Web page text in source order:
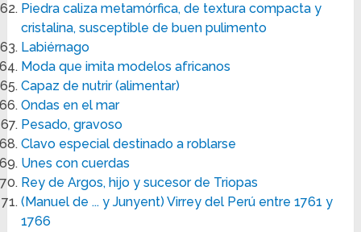
Piedra caliza metamórfica, de textura compacta y
cristalina, susceptible de buen pulimento
Labiérnago
Moda que imita modelos africanos
Capaz de nutrir (alimentar)
Ondas en el mar
Pesado, gravoso
Clavo especial destinado a roblarse
Unes con cuerdas
Rey de Argos, hijo y sucesor de Triopas
(Manuel de ... y Junyent) Virrey del Perú entre 1761 y
1766